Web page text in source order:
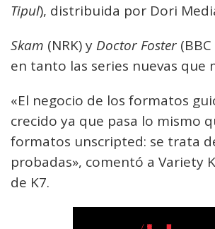
Tipul), distribuida por Dori
Skam (NRK) y Doctor Foster
en tanto las series nuevas que
«El negocio de los formatos
crecido ya que pasa lo mismo
formatos unscripted: se trata
probadas», comentó a Variety
de K7.